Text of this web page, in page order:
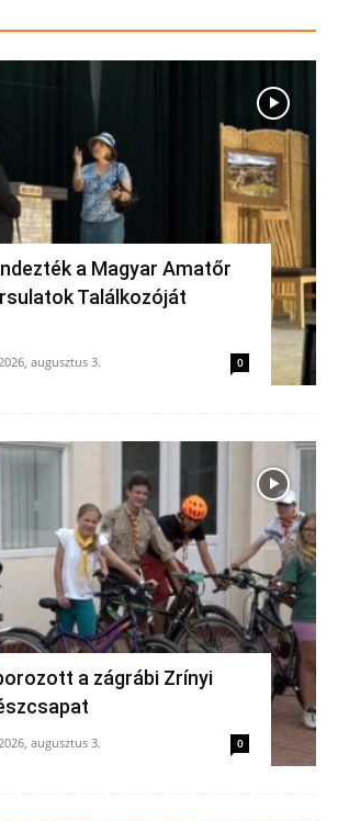
a Magyar Amatőr
Találkozóját
augusztus 3. 0
a zágrábi Zrínyi
2026, augusztus 3. 0